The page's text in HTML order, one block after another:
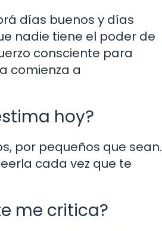
días buenos y días
nadie tiene el poder de
consciente para
comienza a
hoy?
por pequeños que sean.
cada vez que te
me critica?